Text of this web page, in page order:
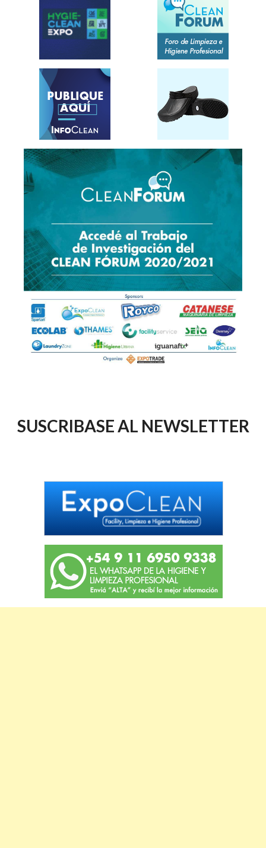
SUSCRIBASE AL NEWSLETTER